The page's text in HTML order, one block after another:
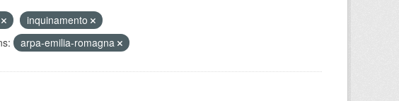
inquinamento
arpa-emilia-romagna